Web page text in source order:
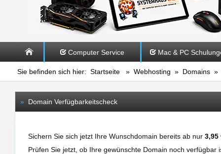
Computer Service Mac & PC
Sie befinden sich hier: Startseite » Webhosting » Domains »
» Domain Verfügbarkeitscheck
Sichern Sie sich jetzt Ihre Wunschdomain bereits ab nur 3,95
Prüfen Sie jetzt, ob Ihre gewünschte Domain noch verfügbar